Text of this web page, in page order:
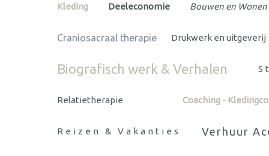
Kleding Deeleconomie Bouwen en Wonen
Craniosacraal therapie Drukwerk en uitgeverij
Biografisch werk & Verhalen
Relatietherapie Coaching -
Reizen & Vakanties Verhuur